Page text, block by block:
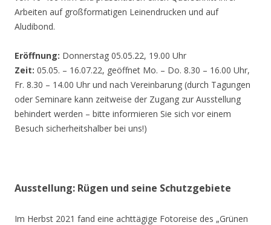
Arbeiten auf großformatigen Leinendrucken und auf
Aludibond.
Eröffnung: Donnerstag 05.05.22, 19.00 Uhr
Zeit: 05.05. – 16.07.22, geöffnet Mo. – Do. 8.30 – 16.00 Uhr,
Fr. 8.30 – 14.00 Uhr und nach Vereinbarung (durch Tagungen
oder Seminare kann zeitweise der Zugang zur Ausstellung
behindert werden – bitte informieren Sie sich vor einem
Besuch sicherheitshalber bei uns!)
Ausstellung: Rügen und seine Schutzgebiete
Im Herbst 2021 fand eine achttägige Fotoreise des „Grünen